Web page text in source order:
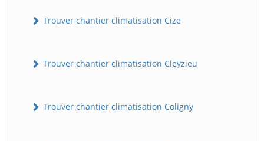
Trouver chantier climatisation Cize
Trouver chantier climatisation Cleyzieu
Trouver chantier climatisation Coligny